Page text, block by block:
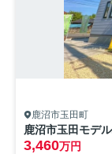
鹿沼市玉田町
鹿沼市玉田モデ
3,460万円